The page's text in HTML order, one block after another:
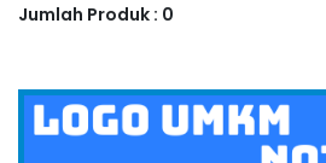
Jumlah Produk : 0